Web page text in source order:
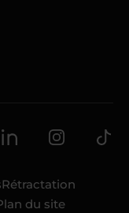
Rétractation
du site